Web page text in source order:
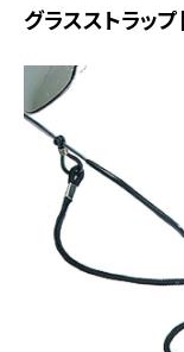
グラスストラッ